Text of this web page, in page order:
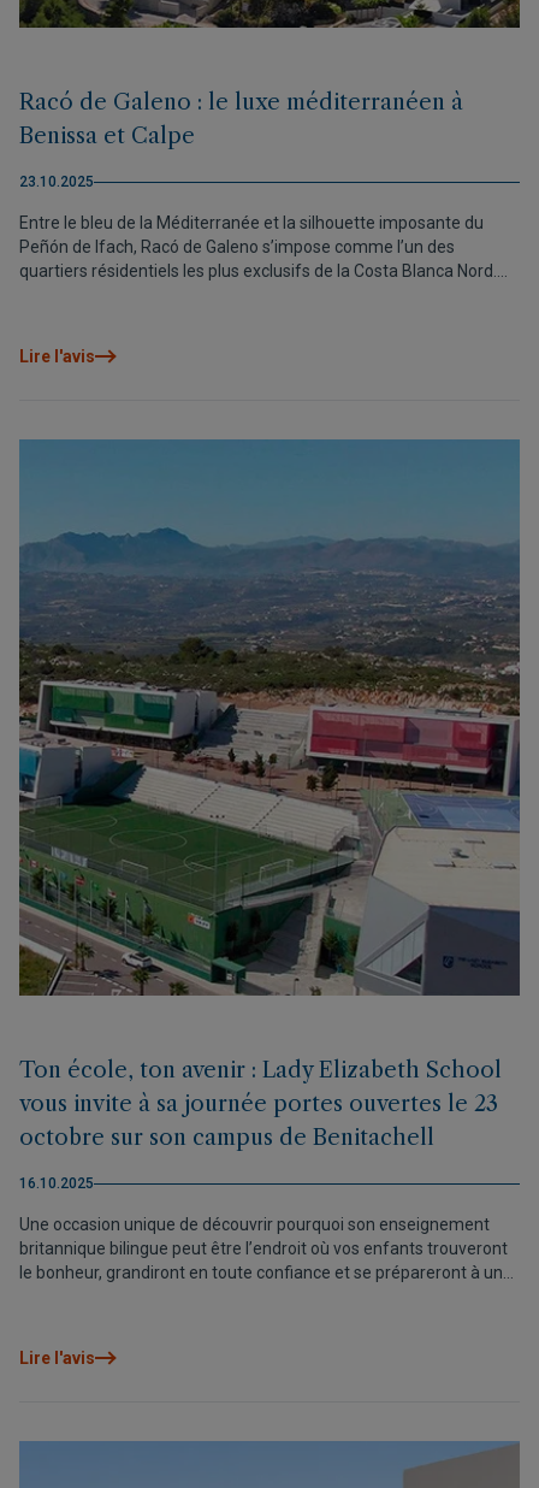
Racó de Galeno : le luxe méditerranéen à
Benissa et Calpe
23.10.2025
Entre le bleu de la Méditerranée et la silhouette imposante du
Peñón de Ifach, Racó de Galeno s’impose comme l’un des
quartiers résidentiels les plus exclusifs de la Costa Blanca Nord.
sur mesure.
Lire l'avis
Ton école, ton avenir : Lady Elizabeth School
vous invite à sa journée portes ouvertes le 23
octobre sur son campus de Benitachell
16.10.2025
Une occasion unique de découvrir pourquoi son enseignement
britannique bilingue peut être l’endroit où vos enfants trouveront
le bonheur, grandiront en toute confiance et se prépareront à un
Lire l'avis